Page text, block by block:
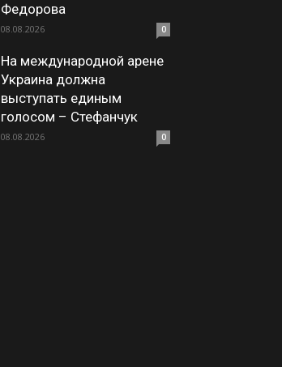
Федорова
08.08.2026 0
На международной арене
Украина должна
выступать единым
голосом – Стефанчук
08.08.2026 0